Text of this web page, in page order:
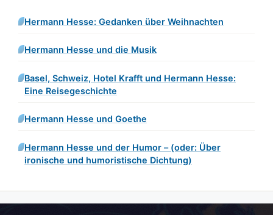
Hermann Hesse: Gedanken über Weihnachten
Hermann Hesse und die Musik
Basel, Schweiz, Hotel Krafft und Hermann Hesse:
Eine Reisegeschichte
Hermann Hesse und Goethe
Hermann Hesse und der Humor – (oder: Über
ironische und humoristische Dichtung)